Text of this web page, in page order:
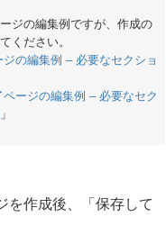
ジの編集例ですが、作成の
ください。
ジの編集例 – 必要なセクショ
ページの編集例 – 必要なセク
」
を作成後、「保存して